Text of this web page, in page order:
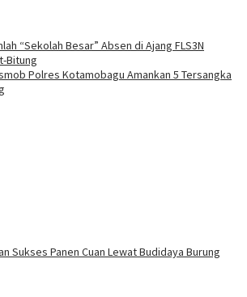
“Sekolah Besar” Absen di Ajang FLS3N
Bitung
Polres Kotamobagu Amankan 5 Tersangka
Sukses Panen Cuan Lewat Budidaya Burung